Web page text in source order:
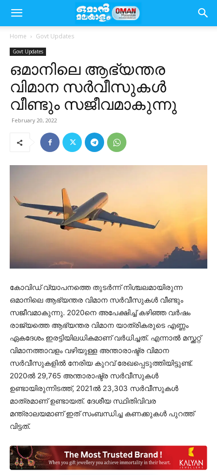
Home Govt Updates
Govt Updates
ഒമാനിലെ ആഭ്യന്തര
വിമാന സർവീസുകൾ
വീണ്ടും സജീവമാകുന്നു
February 20, 2022
കോവിഡ് വ്യാപനത്തെ തുടർന്ന് നിശ്ചലമായിരുന്ന
ഒമാനിലെ ആഭ്യന്തര വിമാന സർവീസുകൾ വീണ്ടും
സജീവമാകുന്നു. 2020നെ അപേക്ഷിച്ച് കഴിഞ്ഞ വർഷം
രാജ്യത്തെ ആഭ്യന്തര വിമാന യാത്രികരുടെ എണ്ണം
ഏകദേശം ഇരട്ടിയിലധികമാണ് വർധിച്ചത്. എന്നാൽ മസ്ക്കറ്റ്
വിമാനത്താവളം വഴിയുള്ള അന്താരാഷ്ട്ര വിമാന
സർവീസുകളിൽ നേരിയ കുറവ് രേഖപ്പെടുത്തിയിട്ടുണ്ട്.
2020ൽ 29,765 അന്താരാഷ്ട്ര സർവീസുകൾ
ഉണ്ടായിരുന്നിടത്ത്, 2021ൽ 23,303 സർവീസുകൾ
മാത്രമാണ് ഉണ്ടായത്. ദേശീയ സ്ഥിതിവിവര
മന്ത്രാലയമാണ് ഇത് സംബന്ധിച്ച കണക്കുകൾ പുറത്ത്
വിട്ടത്.